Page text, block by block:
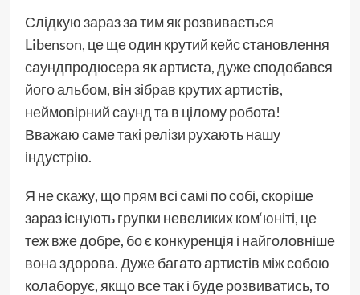
Слідкую зараз за тим як розвивається
Libenson, це ще один крутий кейс становлення
саундпродюсера як артиста, дуже сподобався
його альбом, він зібрав крутих артистів,
неймовірний саунд та в цілому робота!
Вважаю саме такі релізи рухають нашу
індустрію.
Я не скажу, що прям всі самі по собі, скоріше
зараз існують групки невеликих ком‘юніті, це
теж вже добре, бо є конкуренція і найголовніше
вона здорова. Дуже багато артистів між собою
колаборує, якщо все так і буде розвиватись, то